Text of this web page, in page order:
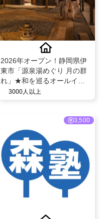
2026年オープン！静岡県伊
東市「源泉湯めぐり 月の群
れ」★和を巡るオールイン
クルーシブ【高級旅館 1泊
3000人以上
3,500